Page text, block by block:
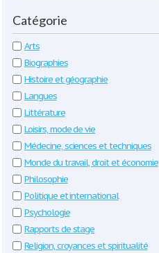
Catégorie
Arts
Biographies
Histoire et géographie
Langues
Littérature
Loisirs, mode de vie
Médecine, sciences et techniques
Monde du travail, droit et économie
Philosophie
Politique et international
Psychologie
Rapports de stage
Religion, croyances et spiritualité